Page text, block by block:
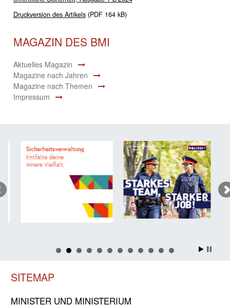
Druckversion des Artikels(PDF 164 kB)
MAGAZIN DES BMI
Aktuelles Magazin
Magazine nach Jahren
Magazine nach Themen
Impressum
SITEMAP
MINISTER UND MINIST­ERIUM